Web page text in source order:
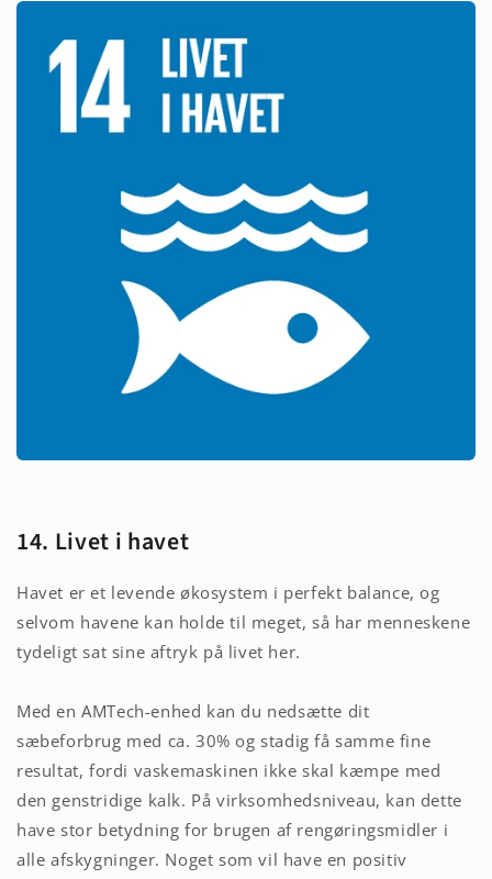
14. Livet i havet
Havet er et levende økosystem i perfekt balance, og
selvom havene kan holde til meget, så har menneskene
tydeligt sat sine aftryk på livet her.
Med en AMTech-enhed kan du nedsætte dit
sæbeforbrug med ca. 30% og stadig få samme fine
resultat, fordi vaskemaskinen ikke skal kæmpe med
den genstridige kalk. På virksomhedsniveau, kan dette
have stor betydning for brugen af rengøringsmidler i
alle afskygninger. Noget som vil have en positiv